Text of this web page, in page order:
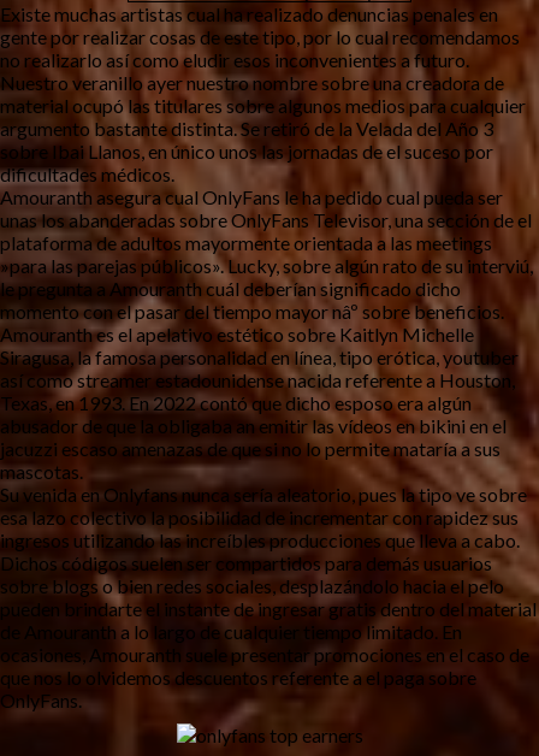
Existe muchas artistas cual ha realizado denuncias penales en
gente por realizar cosas de este tipo, por lo cual recomendamos
no realizarlo así­ como eludir esos inconvenientes a futuro.
Nuestro veranillo ayer nuestro nombre sobre una creadora de
material ocupó las titulares sobre algunos medios para cualquier
argumento bastante distinta. Se retiró de la Velada del Año 3
sobre Ibai Llanos, en único unos las jornadas de el suceso por
dificultades médicos.
Amouranth asegura cual OnlyFans le ha pedido cual pueda ser
unas los abanderadas sobre OnlyFans Televisor, una sección de el
plataforma de adultos mayormente orientada a las meetings
»para las parejas públicos». Lucky, sobre algún rato de su interviú,
le pregunta a Amouranth cuál deberían significado dicho
momento con el pasar del tiempo mayor nâº sobre beneficios.
Amouranth es el apelativo estético sobre Kaitlyn Michelle
Siragusa, la famosa personalidad en línea, tipo erótica, youtuber
así­ como streamer estadounidense nacida referente a Houston,
Texas, en 1993. En 2022 contó que dicho esposo era algún
abusador de que la obligaba an emitir las vídeos en bikini en el
jacuzzi escaso amenazas de que si no lo permite mataría a sus
mascotas.
Su venida en Onlyfans nunca serí­a aleatorio, pues la tipo ve sobre
esa lazo colectivo la posibilidad de incrementar con rapidez sus
ingresos utilizando las increíbles producciones que lleva a cabo.
Dichos códigos suelen ser compartidos para demás usuarios
sobre blogs o bien redes sociales, desplazándolo hacia el pelo
pueden brindarte el instante de ingresar gratis dentro del material
de Amouranth a lo largo de cualquier tiempo limitado. En
ocasiones, Amouranth suele presentar promociones en el caso de
que nos lo olvidemos descuentos referente a el paga sobre
OnlyFans.